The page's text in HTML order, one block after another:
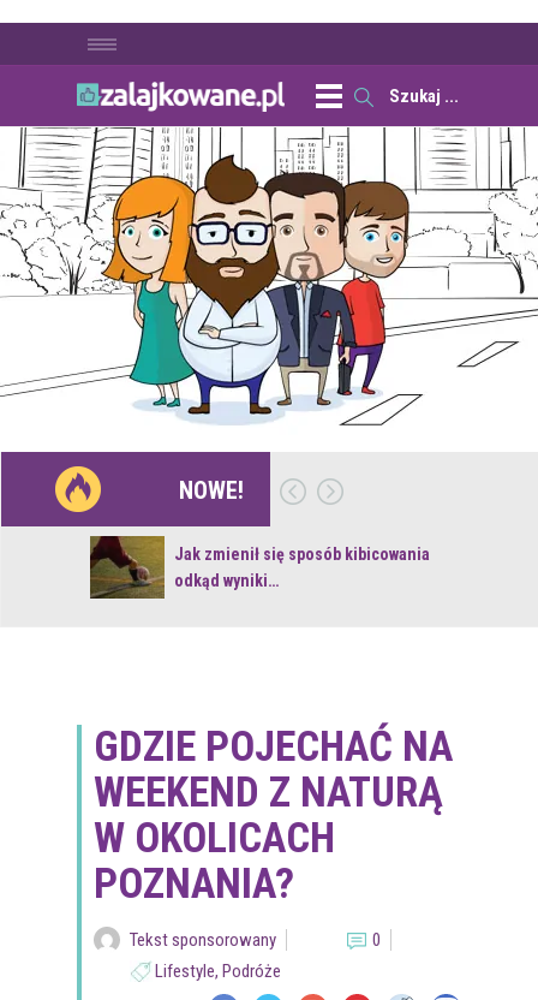
NOWE!
Jak zmienił się sposób kibicowania
odkąd wyniki…
GDZIE POJECHAĆ NA
WEEKEND Z NATURĄ
W OKOLICACH
POZNANIA?
Tekst sponsorowany
0
Lifestyle, Podróże